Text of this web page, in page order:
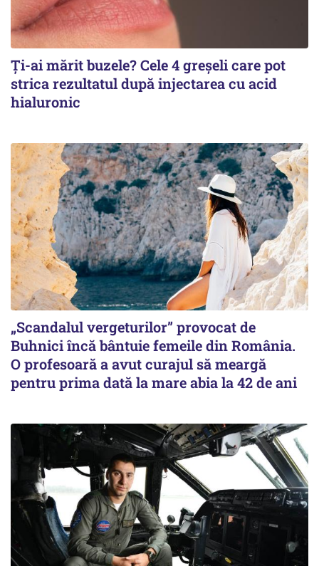
Ți-ai mărit buzele? Cele 4 greșeli care pot
strica rezultatul după injectarea cu acid
hialuronic
„Scandalul vergeturilor” provocat de
Buhnici încă bântuie femeile din România.
O profesoară a avut curajul să meargă
pentru prima dată la mare abia la 42 de ani